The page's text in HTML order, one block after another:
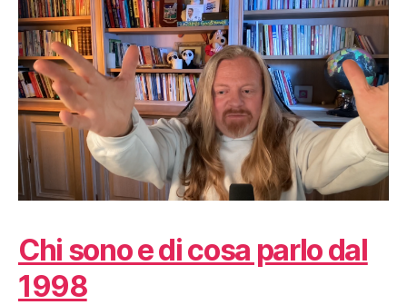
Chi sono e di cosa parlo dal
1998